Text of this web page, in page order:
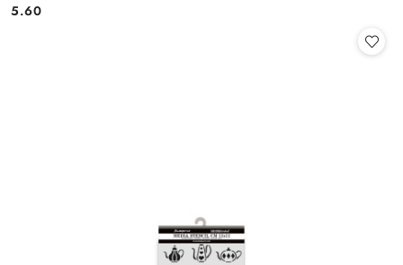
Cena:
5.60